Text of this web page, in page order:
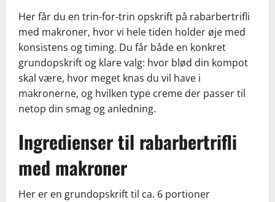
Her får du en trin-for-trin opskrift på rabarbertrifli
med makroner, hvor vi hele tiden holder øje med
konsistens og timing. Du får både en konkret
grundopskrift og klare valg: hvor blød din kompot
skal være, hvor meget knas du vil have i
makronerne, og hvilken type creme der passer til
netop din smag og anledning.
Ingredienser til rabarbertrifli
med makroner
Her er en grundopskrift til ca. 6 portioner